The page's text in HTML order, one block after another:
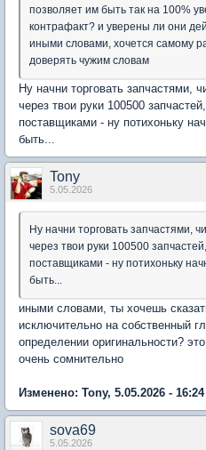
позволяет им быть так на 100%
контрафакт? и уверены ли они
иными словами, хочется самому
доверять чужим словам
Ну начни торговать запчастями,
через твои руки 100500
поставщиками - ну потихоньку
быть...
Tony
5.05.2026
Ну начни торговать запчастями,
через твои руки 100500
поставщиками - ну потихоньку
быть...
иными словами, ты хочешь
исключительно на собственный
определении оригинальности?
очень сомнительно
Изменено: Tony, 5.05.2026 - 16:24
sova69
5.05.2026